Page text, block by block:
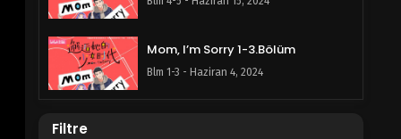
Mom, I’m Sorry 1-3.Bölüm
Blm 1-3 - Haziran 4, 2024
Filtre